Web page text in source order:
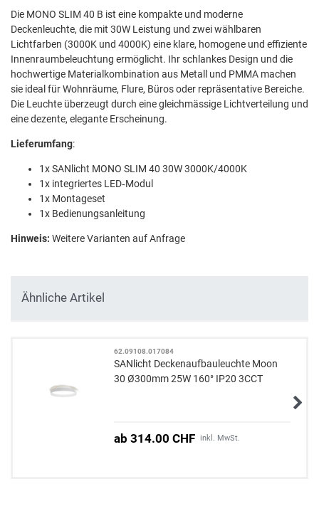
Die MONO SLIM 40 B ist eine kompakte und moderne
Deckenleuchte, die mit 30W Leistung und zwei wählbaren
Lichtfarben (3000K und 4000K) eine klare, homogene und effiziente
Innenraumbeleuchtung ermöglicht. Ihr schlankes Design und die
hochwertige Materialkombination aus Metall und PMMA machen
sie ideal für Wohnräume, Flure, Büros oder repräsentative Bereiche.
Die Leuchte überzeugt durch eine gleichmässige Lichtverteilung und
eine dezente, elegante Erscheinung.
Lieferumfang:
1x SANlicht MONO SLIM 40 30W 3000K/4000K
1x integriertes LED‑Modul
1x Montageset
1x Bedienungsanleitung
Hinweis: Weitere Varianten auf Anfrage
Ähnliche Artikel
62.09108.017084
SANlicht Deckenaufbauleuchte Moon
30 Ø300mm 25W 160° IP20 3CCT
ab 314.00 CHF inkl. MwSt.